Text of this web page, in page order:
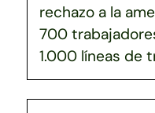
rechazo a la
700
1.000 líneas de